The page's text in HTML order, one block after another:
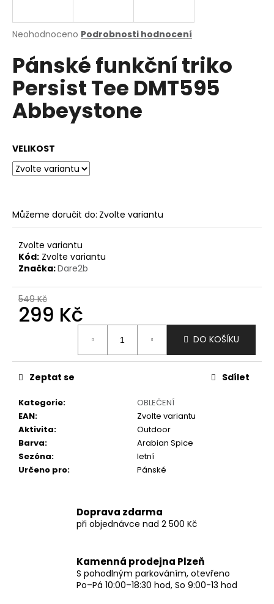
Průměrné
produktu
je
0,0
hvězdiček.
Neohodnoceno Podrobnosti hodnocení
Pánské funkční triko
Persist Tee DMT595
Abbeystone
VELIKOST
Můžeme doručit do: Zvolte variantu
Zvolte variantu
Kód: Zvolte variantu
Značka:Dare2b
549 Kč
299 Kč
DO KOŠÍKU
Kategorie:
OBLEČENÍ
EAN:
Zvolte variantu
Aktivita:
Outdoor
Barva:
Arabian Spice
Sezóna:
letní
Určeno pro: Pánské
Zeptat se Sdílet
Doprava zdarma
při objednávce nad 2 500 Kč
Kamenná prodejna Plzeň
S pohodlným parkováním, otevřeno
Po–Pá 10:00–18:30 hod, So 9:00-13 hod
j
t
?
o
p
u
č
u